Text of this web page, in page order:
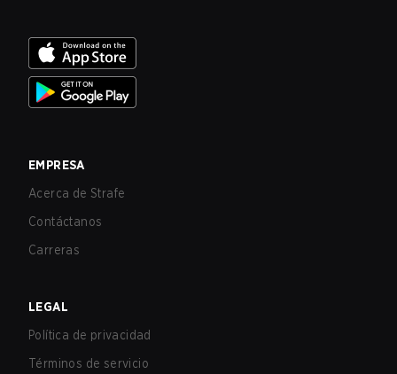
EMPRESA
Acerca de Strafe
Contáctanos
Carreras
LEGAL
Política de privacidad
Términos de servicio